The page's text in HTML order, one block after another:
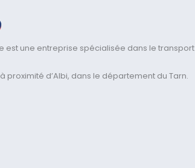
est une entreprise spécialisée dans le transport
proximité d’Albi, dans le département du Tarn.